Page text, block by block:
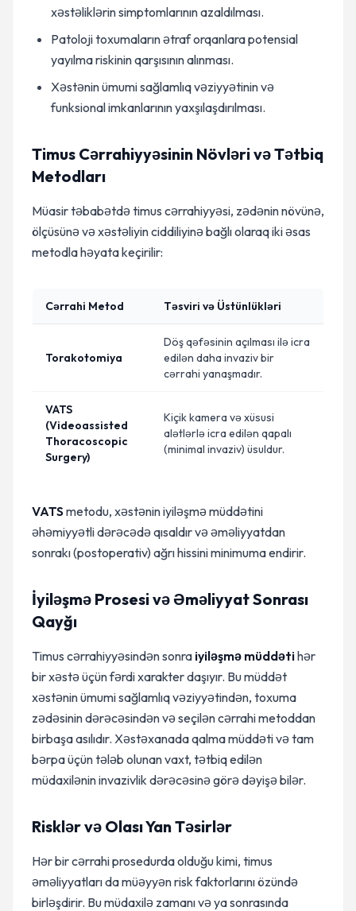
xəstəliklərin simptomlarının azaldılması.
Patoloji toxumaların ətraf orqanlara potensial
yayılma riskinin qarşısının alınması.
Xəstənin ümumi sağlamlıq vəziyyətinin və
funksional imkanlarının yaxşılaşdırılması.
Timus Cərrahiyyəsinin Növləri və Tətbiq
Metodları
Müasir təbabətdə timus cərrahiyyəsi, zədənin növünə,
ölçüsünə və xəstəliyin ciddiliyinə bağlı olaraq iki əsas
metodla həyata keçirilir:
Cərrahi Metod Təsviri və Üstünlükləri
Torakotomiya
Döş qəfəsinin açılması ilə icra
edilən daha invaziv bir
cərrahi yanaşmadır.
VATS
(Videoassisted
Thoracoscopic
Surgery)
Kiçik kamera və xüsusi
alətlərlə icra edilən qapalı
(minimal invaziv) üsuldur.
VATSmetodu, xəstənin iyiləşmə müddətini
əhəmiyyətli dərəcədə qısaldır və əməliyyatdan
sonrakı (postoperativ) ağrı hissini minimuma endirir.
İyiləşmə Prosesi və Əməliyyat Sonrası
Qayğı
Timus cərrahiyyəsindən sonra iyiləşmə müddətihər
bir xəstə üçün fərdi xarakter daşıyır. Bu müddət
xəstənin ümumi sağlamlıq vəziyyətindən, toxuma
zədəsinin dərəcəsindən və seçilən cərrahi metoddan
birbaşa asılıdır. Xəstəxanada qalma müddəti və tam
bərpa üçün tələb olunan vaxt, tətbiq edilən
müdaxilənin invazivlik dərəcəsinə görə dəyişə bilər.
Risklər və Olası Yan Təsirlər
Hər bir cərrahi prosedurda olduğu kimi, timus
əməliyyatları da müəyyən risk faktorlarını özündə
birləşdirir. Bu müdaxilə zamanı və ya sonrasında